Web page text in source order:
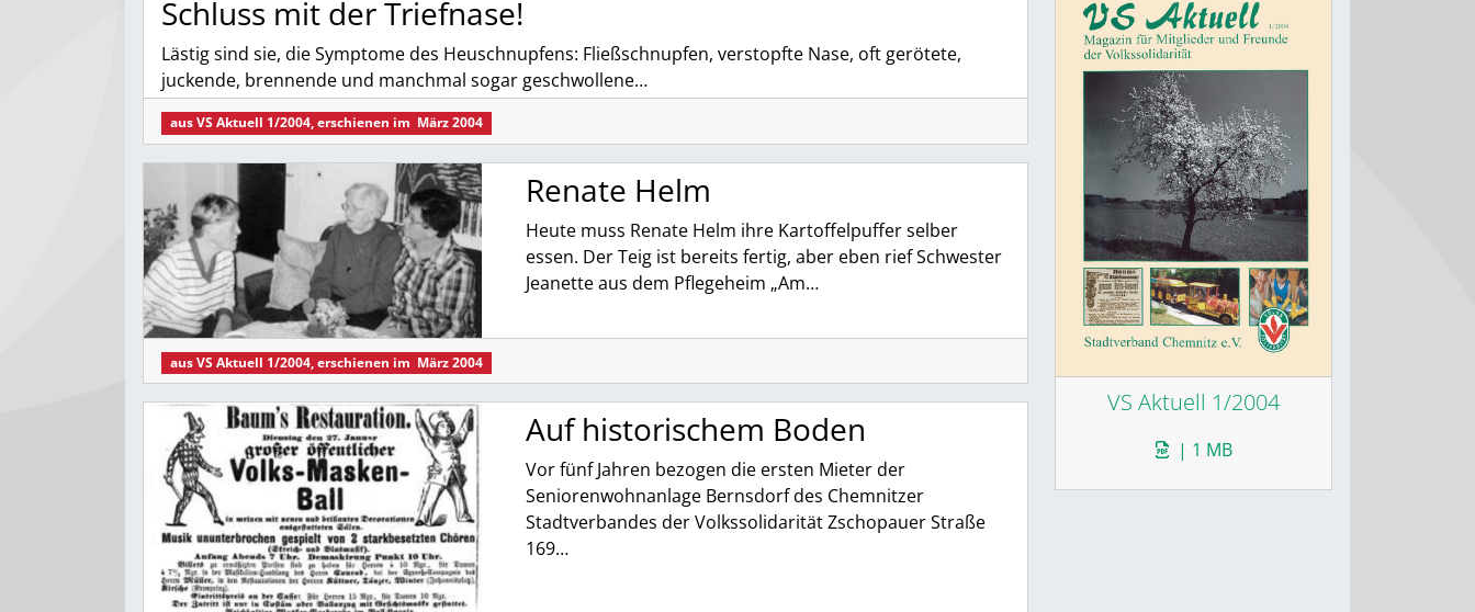
VS Aktuell 1/2004
| 1 MB
Schluss mit der Triefnase!
Lästig sind sie, die Symptome des Heuschnupfens: Fließschnupfen, verstopfte Nase, oft gerötete,
juckende, brennende und manchmal sogar geschwollene…
ausVS Aktuell 1/2004, erschienen im März 2004
Renate Helm
Heute muss Renate Helm ihre Kartoffelpuffer selber
essen. Der Teig ist bereits fertig, aber eben rief Schwester
Jeanette aus dem Pflegeheim „Am…
ausVS Aktuell 1/2004, erschienen im März 2004
Auf historischem Boden
Vor fünf Jahren bezogen die ersten Mieter der
Seniorenwohnanlage Bernsdorf des Chemnitzer
Stadtverbandes der Volkssolidarität Zschopauer Straße
169…